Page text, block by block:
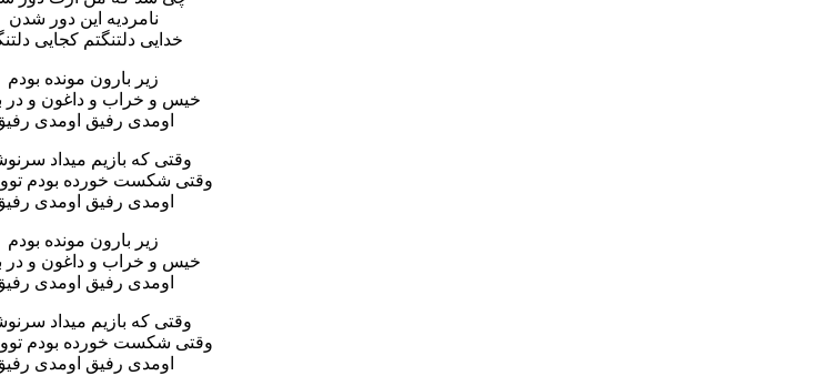
نامردیه این دور شدن
خدایی دلتنگتم کجایی
زیر بارون مونده بودم
خیس و خراب و داغون و در
اومدی رفیق اومدی
وقتی که بازیم میداد
وقتی شکست خورده بودم
اومدی رفیق اومدی
زیر بارون مونده بودم
خیس و خراب و داغون و در
اومدی رفیق اومدی
وقتی که بازیم میداد
وقتی شکست خورده بودم
اومدی رفیق اومدی